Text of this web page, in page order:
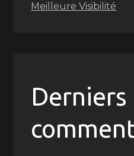
Meilleure Visibilité
Derniers